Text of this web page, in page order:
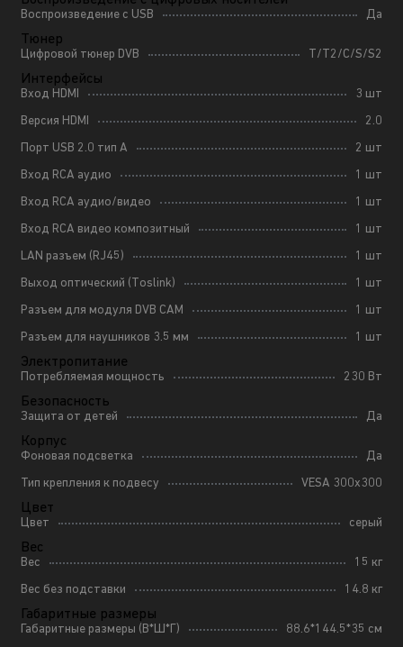
Воспроизведение с USB Да
Тюнер
Цифровой тюнер DVB T/T2/C/S/S2
Интерфейсы
Вход HDMI
3 шт
Версия HDMI
2.0
Порт USB 2.0 тип A
2 шт
Вход RCA аудио
1 шт
Вход RCA аудио/видео
1 шт
Вход RCA видео композитный
1 шт
LAN разъем (RJ45)
1 шт
Выход оптический (Toslink)
1 шт
Разъем для модуля DVB CAM
1 шт
Разъем для наушников 3.5 мм
1 шт
Электропитание
Потребляемая мощность 230 Вт
Безопасность
Защита от детей Да
Корпус
Фоновая подсветка
Да
Тип крепления к подвесу
VESA 300x300
Цвет
Цвет серый
Вес
Вес
15 кг
Вес без подставки
14.8 кг
Габаритные размеры
Габаритные размеры (В*Ш*Г)
88.6*144.5*35 см